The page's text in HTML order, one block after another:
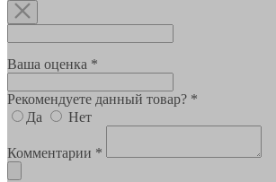
Ваша оценка *
Рекомендуете данный товар? *
Да
Нет
Комментарии *